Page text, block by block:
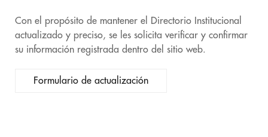
Con el propósito de mantener el Directorio Institucional
actualizado y preciso, se les solicita verificar y confirmar
su información registrada dentro del sitio web.
Formulario de actualización